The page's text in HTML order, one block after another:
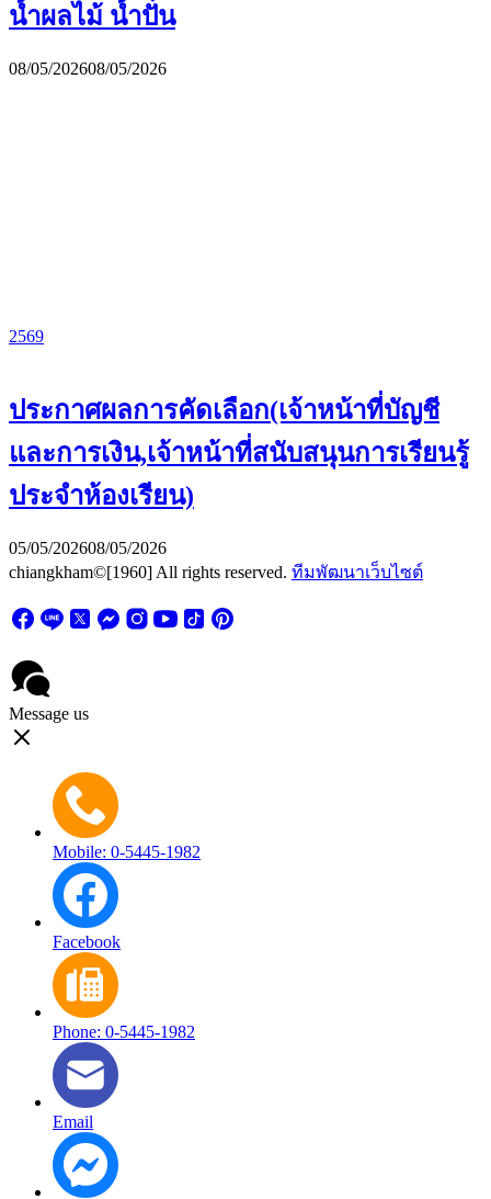
น้ำผลไม้ น้ำปั่น
08/05/202608/05/2026
2569
ประกาศผลการคัดเลือก(เจ้าหน้าที่บัญชี
และการเงิน,เจ้าหน้าที่สนับสนุนการเรียนรู้
ประจำห้องเรียน)
05/05/202608/05/2026
chiangkham©[1960] All rights reserved. ทีมพัฒนาเว็บไซต์
Message us
Mobile: 0-5445-1982
Facebook
Phone: 0-5445-1982
Email